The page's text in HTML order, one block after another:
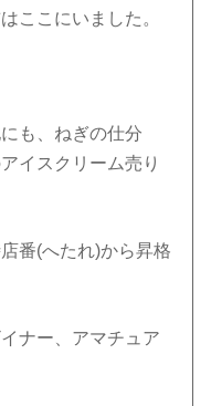
ここにいました。
も、ねぎの仕分
イスクリーム売り
番(へたれ)から昇格
ナー、アマチュア